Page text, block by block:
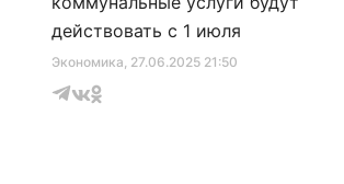
Экономика, 27.06.2025 21:50
действовать с 1 июля